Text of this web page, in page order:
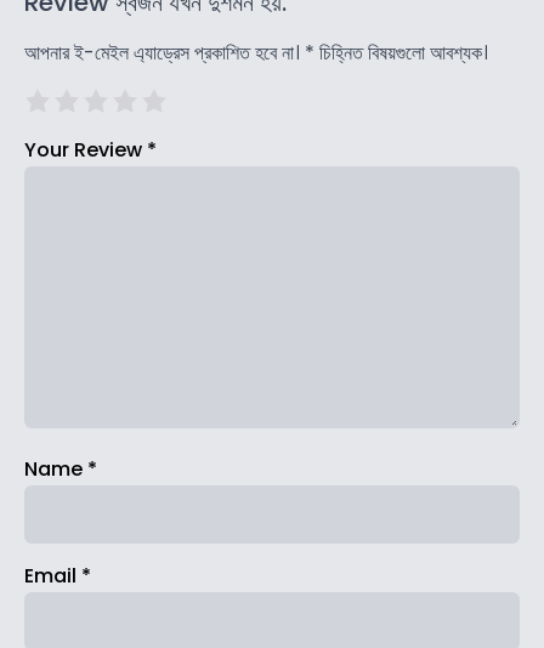
আপনার ই-মেইল এ্যাড্রেস প্রকাশিত হবে না। * চিহ্নিত বিষয়গুলো আবশ্যক।
Your Review *
Name *
Email *